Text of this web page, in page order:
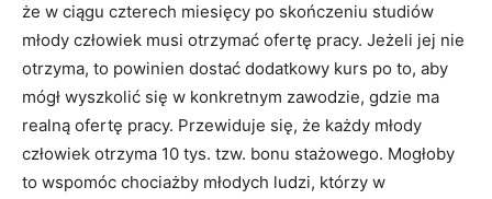
że w ciągu czterech miesięcy po skończeniu studiów
młody człowiek musi otrzymać ofertę pracy. Jeżeli jej nie
otrzyma, to powinien dostać dodatkowy kurs po to, aby
mógł wyszkolić się w konkretnym zawodzie, gdzie ma
realną ofertę pracy. Przewiduje się, że każdy młody
człowiek otrzyma 10 tys. tzw. bonu stażowego. Mogłoby
to wspomóc chociażby młodych ludzi, którzy w